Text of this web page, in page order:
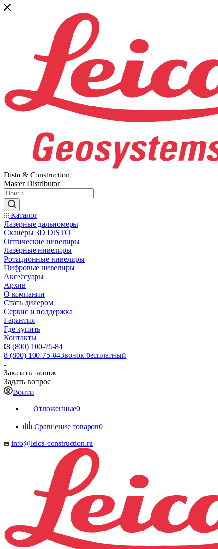
Disto & Construction
Master Distributor
Каталог
Лазерные дальномеры
Сканеры 3D DISTO
Оптические нивелиры
Лазерные нивелиры
Ротационные нивелиры
Цифровые нивелиры
Аксессуары
Архив
О компании
Стать дилером
Сервис и поддержка
Гарантия
Где купить
Контакты
8 (800) 100-75-84
8 (800) 100-75-84Звонок бесплатный
Заказать звонок
Задать вопрос
Войти
Отложенные0
Сравнение товаров0
info@leica-construction.ru